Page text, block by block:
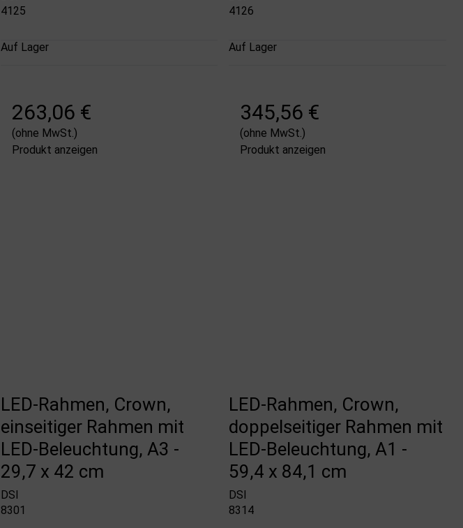
4125
Auf Lager
263,06 €
(ohne MwSt.)
Produkt anzeigen
4126
Auf Lager
345,56 €
(ohne MwSt.)
Produkt anzeigen
LED-Rahmen, Crown,
einseitiger Rahmen mit
LED-Beleuchtung, A3 -
29,7 x 42 cm
DSI
8301
LED-Rahmen, Crown,
doppelseitiger Rahmen mit
LED-Beleuchtung, A1 -
59,4 x 84,1 cm
DSI
8314